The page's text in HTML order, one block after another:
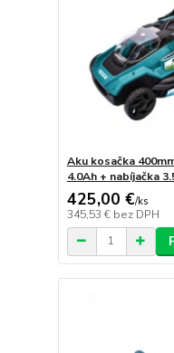
Aku kosačka
4.0Ah + nabíjačka
425,00 €/ks
345,53 € bez DPH